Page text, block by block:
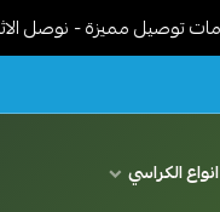
- نوصل الاثاث جاهز
انواع الكراسي